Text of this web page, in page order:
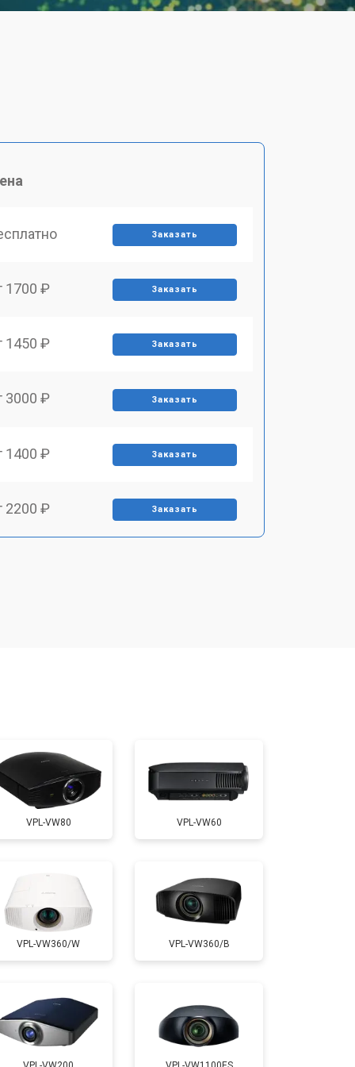
Заказать
1700 ₽ Заказать
1450 ₽ Заказать
3000 ₽ Заказать
1400 ₽ Заказать
2200 ₽ Заказать
2000 ₽ Заказать
1900 ₽ Заказать
VPL-VW80 VPL-VW60
VPL-VW360/W VPL-VW360/B